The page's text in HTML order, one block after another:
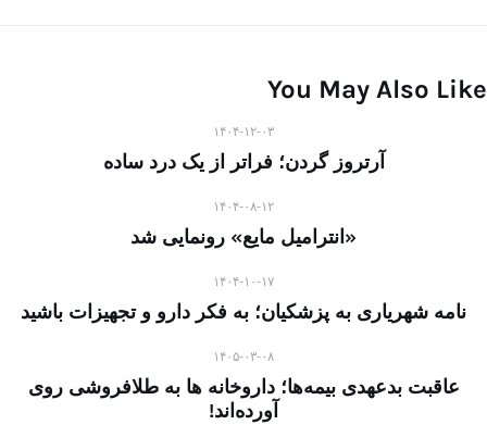
You May Also Like
۱۴۰۴-۱۲-۰۳
آرتروز گردن؛ فراتر از یک درد ساده
۱۴۰۴-۰۸-۱۲
«انترامیل مایع» رونمایی شد
۱۴۰۴-۱۰-۱۷
نامه شهریاری به پزشکیان؛ به فکر دارو و تجهیزات باشید
۱۴۰۵-۰۳-۰۸
عاقبت بدعهدی بیمه‌ها؛ داروخانه ها به طلافروشی روی
آورده‌اند!